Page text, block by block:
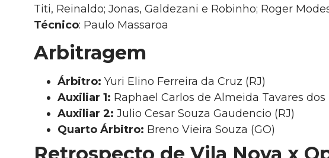
Titi, Reinaldo; Jonas, Galdezani e Robinho; Roger
Técnico: Paulo Massaroa
Arbitragem
Árbitro: Yuri Elino Ferreira da Cruz (RJ)
Auxiliar 1: Raphael Carlos de Almeida Tavares dos
Auxiliar 2: Julio Cesar Souza Gaudencio (RJ)
Quarto Árbitro: Breno Vieira Souza (GO)